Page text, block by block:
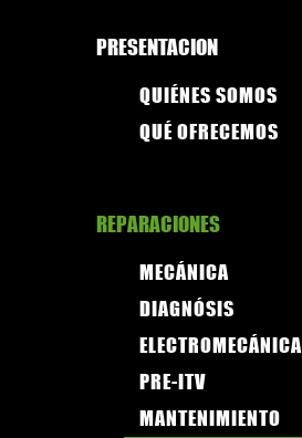
PRESENTACION
QUIÉNES SOMOS
QUÉ OFRECEMOS
REPARACIONES
MECÁNICA
DIAGNÓSIS
ELECTROMECÁNICA
PRE-ITV
MANTENIMIENTO